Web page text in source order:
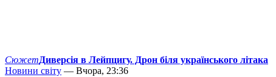
СюжетДиверсія в Лейпцигу. Дрон біля українського літака
Новини світу — Вчора, 23:36